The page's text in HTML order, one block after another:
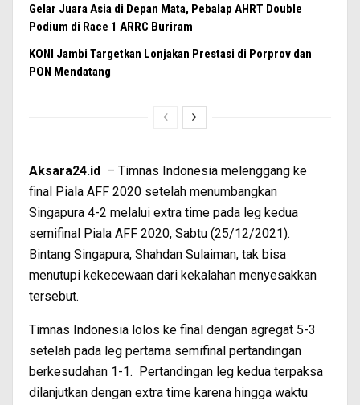
Gelar Juara Asia di Depan Mata, Pebalap AHRT Double
Podium di Race 1 ARRC Buriram
KONI Jambi Targetkan Lonjakan Prestasi di Porprov dan
PON Mendatang
Aksara24.id – Timnas Indonesia melenggang ke
final Piala AFF 2020 setelah menumbangkan
Singapura 4-2 melalui extra time pada leg kedua
semifinal Piala AFF 2020, Sabtu (25/12/2021).
Bintang Singapura, Shahdan Sulaiman, tak bisa
menutupi kekecewaan dari kekalahan menyesakkan
tersebut.
Timnas Indonesia lolos ke final dengan agregat 5-3
setelah pada leg pertama semifinal pertandingan
berkesudahan 1-1. Pertandingan leg kedua terpaksa
dilanjutkan dengan extra time karena hingga waktu